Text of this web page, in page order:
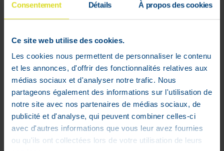
Consentement Détails À propos des cookies
Ce site web utilise des cookies.
Les cookies nous permettent de personnaliser le contenu
et les annonces, d'offrir des fonctionnalités relatives aux
médias sociaux et d'analyser notre trafic. Nous
partageons également des informations sur l'utilisation de
notre site avec nos partenaires de médias sociaux, de
publicité et d'analyse, qui peuvent combiner celles-ci
avec d'autres informations que vous leur avez fournies
ou qu'ils ont collectées lors de votre utilisation de leurs
Avant-bras
Jambes
Décolleté
Composition :
Extraits de Lupin (Lupéol et peptides
de Lupin) : stimulent la synthèse du
collagène et en améliorent la qualité.